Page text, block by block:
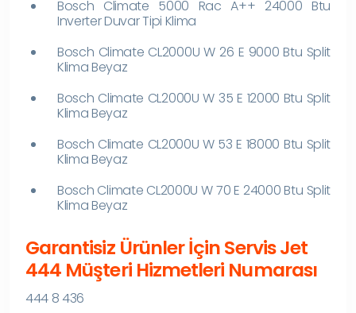
Bosch Climate 5000 Rac A++ 24000 Btu
Inverter Duvar Tipi Klima
Bosch Climate CL2000U W 26 E 9000 Btu Split
Klima Beyaz
Bosch Climate CL2000U W 35 E 12000 Btu Split
Klima Beyaz
Bosch Climate CL2000U W 53 E 18000 Btu Split
Klima Beyaz
Bosch Climate CL2000U W 70 E 24000 Btu Split
Klima Beyaz
Garantisiz Ürünler İçin Servis Jet
444 Müşteri Hizmetleri Numarası
444 8 436